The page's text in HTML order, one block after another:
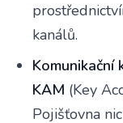
kanálů.
Komunikační
KAM (Key
Pojišťovna